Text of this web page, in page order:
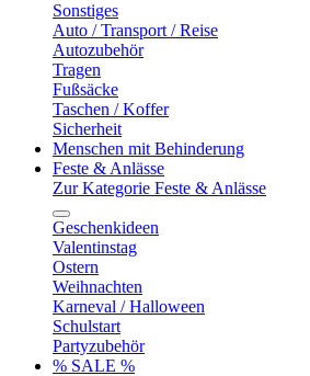
Sonstiges
Auto / Transport / Reise
Autozubehör
Tragen
Fußsäcke
Taschen / Koffer
Sicherheit
Menschen mit Behinderung
Feste & Anlässe
Zur Kategorie Feste & Anlässe
Geschenkideen
Valentinstag
Ostern
Weihnachten
Karneval / Halloween
Schulstart
Partyzubehör
% SALE %